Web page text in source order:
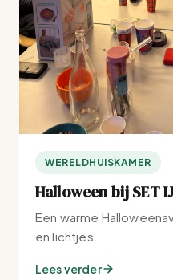
WERELDHUISKAMER
Halloween bij SET
Een warme
en lichtjes.
Lees verder